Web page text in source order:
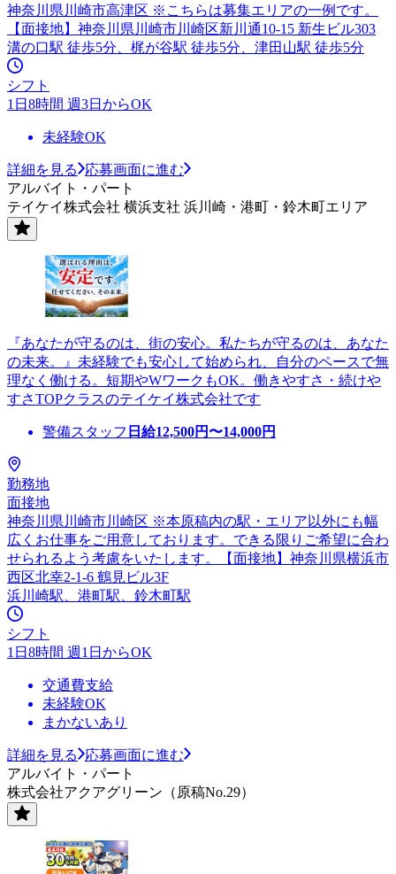
神奈川県川崎市高津区 ※こちらは募集エリアの一例です。
【面接地】神奈川県川崎市川崎区新川通10-15 新生ビル303
溝の口駅 徒歩5分、梶が谷駅 徒歩5分、津田山駅 徒歩5分
シフト
1日8時間 週3日からOK
未経験OK
詳細を見る
応募画面に進む
アルバイト・パート
テイケイ株式会社 横浜支社 浜川崎・港町・鈴木町エリア
『あなたが守るのは、街の安心。私たちが守るのは、あなた
の未来。』未経験でも安心して始められ、自分のペースで無
理なく働ける。短期やWワークもOK。働きやすさ・続けや
すさTOPクラスのテイケイ株式会社です
警備スタッフ 日給12,500円〜14,000円
勤務地
面接地
神奈川県川崎市川崎区 ※本原稿内の駅・エリア以外にも幅
広くお仕事をご用意しております。できる限りご希望に合わ
せられるよう考慮をいたします。【面接地】神奈川県横浜市
西区北幸2-1-6 鶴見ビル3F
浜川崎駅、港町駅、鈴木町駅
シフト
1日8時間 週1日からOK
交通費支給
未経験OK
まかないあり
詳細を見る
応募画面に進む
アルバイト・パート
株式会社アクアグリーン（原稿No.29）